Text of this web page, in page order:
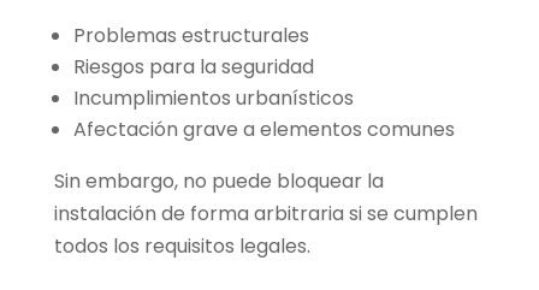
Problemas estructurales
Riesgos para la seguridad
Incumplimientos urbanísticos
Afectación grave a elementos comunes
Sin embargo, no puede bloquear la
instalación de forma arbitraria si se cumplen
todos los requisitos legales.